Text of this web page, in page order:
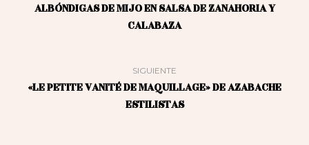
ALBÓNDIGAS DE MIJO EN SALSA DE ZANAHORIA Y
CALABAZA
SIGUIENTE
«LE PETITE VANITÉ DE MAQUILLAGE» DE AZABACHE
ESTILISTAS